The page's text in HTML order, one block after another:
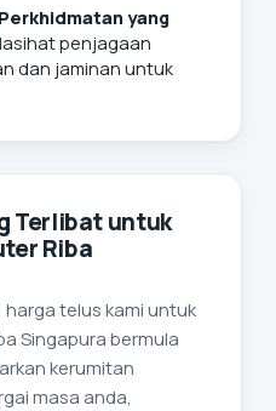
yang
penjagaan
dan jaminan untuk
Terlibat untuk
Riba
harga telus kami untuk
Singapura bermula
kerumitan
masa anda,